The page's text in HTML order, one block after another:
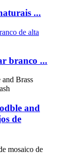
...
branco ...
and
de